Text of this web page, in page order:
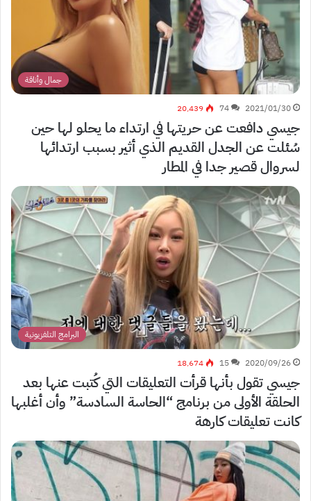
جمال وأناقة
2021/01/30
74 20٬439
جيسي دافعت عن حريتها في ارتداء ما يحلو لها حين
سُئلت عن الجدل القديم الذي أثير بسبب ارتدائها
لسروال قصير جدا في المطار
البرامج التلفزيونية
2020/09/26
15 18٬674
جيسي تقول بأنها قرأت التعليقات التي كُتبت عنها بعد
الحلقة الأولى من برنامج “الحاسة السادسة” وأن أغلبها
كانت تعليقات كارهة